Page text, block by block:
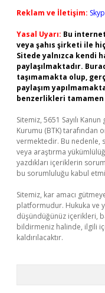
Reklam ve İletişim:
Yasal Uyarı: Bu
veya şahıs şirketi ile
Sitede yalnızca kendi
paylaşılmaktadır.
taşımamakta olup,
paylaşım
benzerlikleri
Sitemiz, 5651 Sayılı
Kurumu (BTK) tarafından
vermektedir. Bu nedenle,
veya araştırma
yazdıkları içeriklerin
bu sorumluluğu kabul
Sitemiz, kar amacı
platformudur. Hukuka ve
düşündüğünüz içerikleri,
bildirmeniz halinde, ilgili
kaldırılacaktır.